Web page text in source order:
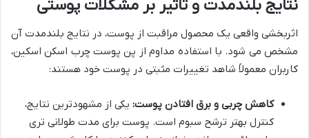
نتایج بلندمدت و تأثیر بر مشکلات پوستی
اثربخشی واقعی یک محصول مراقبت از پوست، در نتایج بلندمدت آن
مشخص می شود. با استفاده مداوم از پن پوست چرب اسکن اسکین،
کاربران معمولاً شاهد تغییرات مثبتی در پوست خود هستند:
کاهش چربی و برق افتادن پوست: یکی از مشهودترین نتایج،
کنترل بهتر ترشح سبوم است. پوست برای مدت طولانی تری